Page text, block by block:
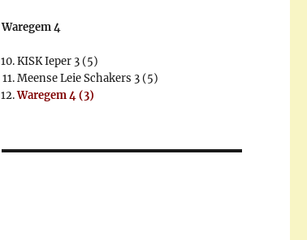
Waregem 4
KISK Ieper 3 (5)
Meense Leie Schakers 3 (5)
Waregem 4 (3)